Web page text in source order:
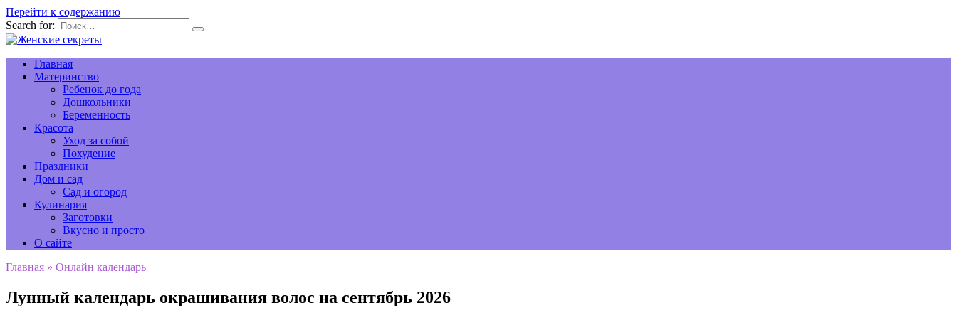
Перейти к содержанию
Search for:
Главная
Материнство
Ребенок до года
Дошкольники
Беременность
Красота
Уход за собой
Похудение
Праздники
Дом и сад
Сад и огород
Кулинария
Заготовки
Вкусно и просто
О сайте
Главная » Онлайн календарь
Лунный календарь окрашивания волос на сентябрь 2026